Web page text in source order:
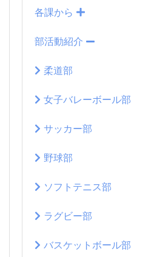
各課から
部活動紹介
柔道部
女子バレーボール部
サッカー部
野球部
ソフトテニス部
ラグビー部
バスケットボール部